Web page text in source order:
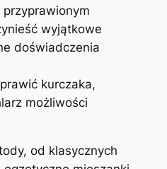
przyprawionym
wyjątkowe
doświadczenia
kurczaka,
możliwości
od klasycznych